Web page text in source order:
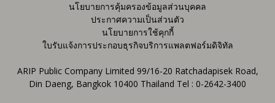
นโยบายการคุ้มครองข้อมูลส่วนบุคคล
ประกาศความเป็นส่วนตัว
นโยบายการใช้คุกกี้
ใบรับแจ้งการประกอบธุรกิจบริการแพลตฟอร์มดิจิทัล
ARIP Public Company Limited 99/16-20 Ratchadapisek Road,
Din Daeng, Bangkok 10400 Thailand Tel : 0-2642-3400